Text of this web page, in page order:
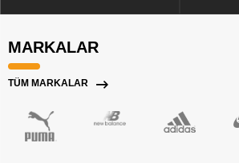
MARKALAR
TÜM MARKALAR